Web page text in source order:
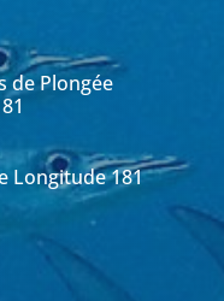
de Plongée
Longitude 181